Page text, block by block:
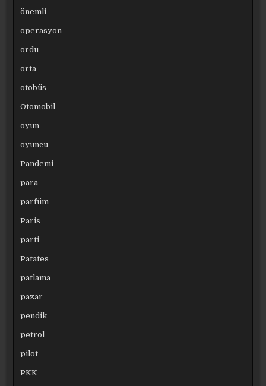
önemli
operasyon
ordu
orta
otobüs
Otomobil
oyun
oyuncu
Pandemi
para
parfüm
Paris
parti
Patates
patlama
pazar
pendik
petrol
pilot
PKK